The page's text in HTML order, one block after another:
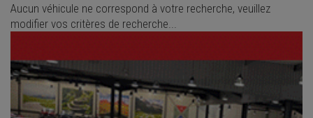
Aucun véhicule ne correspond à votre recherche, veuillez
modifier vos critères de recherche...